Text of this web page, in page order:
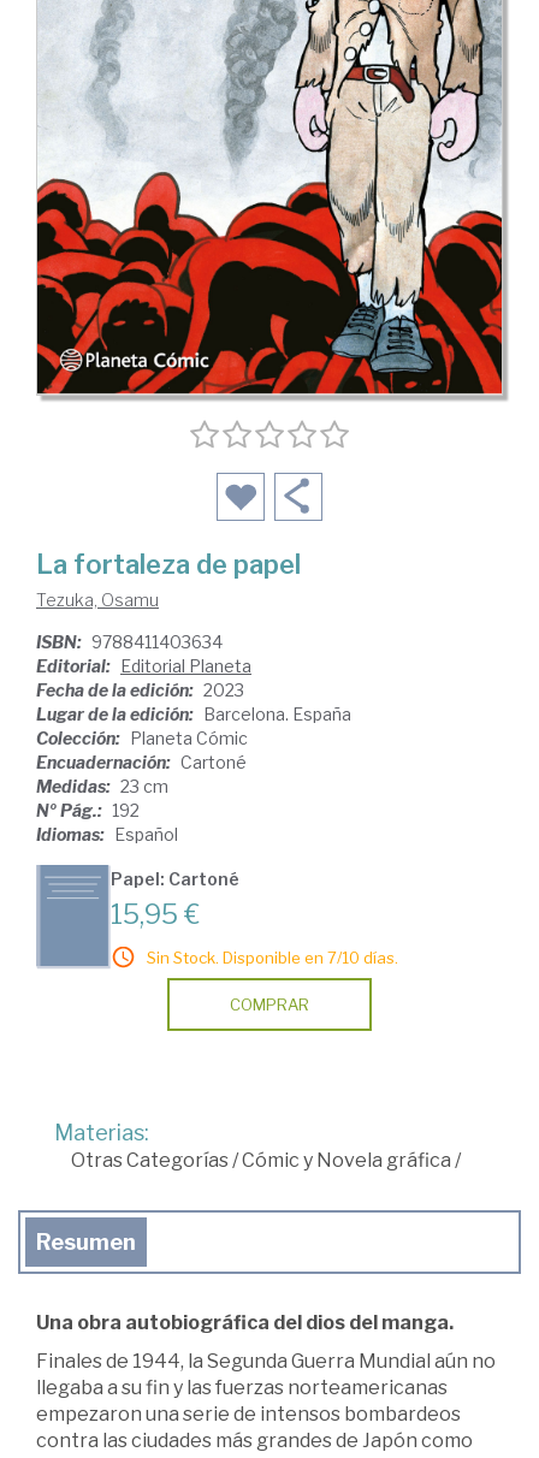
La fortaleza de papel
Tezuka, Osamu
ISBN: 9788411403634
Editorial:
Editorial Planeta
Fecha de la edición: 2023
Lugar de la edición:
Barcelona. España
Colección:
Planeta Cómic
Encuadernación: Cartoné
Medidas: 23 cm
Nº Pág.: 192
Idiomas:
Español
Papel: Cartoné
15,95 €
Sin Stock. Disponible en 7/10 días.
COMPRAR
Materias:
Otras Categorías/Cómic y Novela gráfica /
Resumen
Una obra autobiográfica del dios del manga.
Finales de 1944, la Segunda Guerra Mundial aún no
llegaba a su fin y las fuerzas norteamericanas
empezaron una serie de intensos bombardeos
contra las ciudades más grandes de Japón como